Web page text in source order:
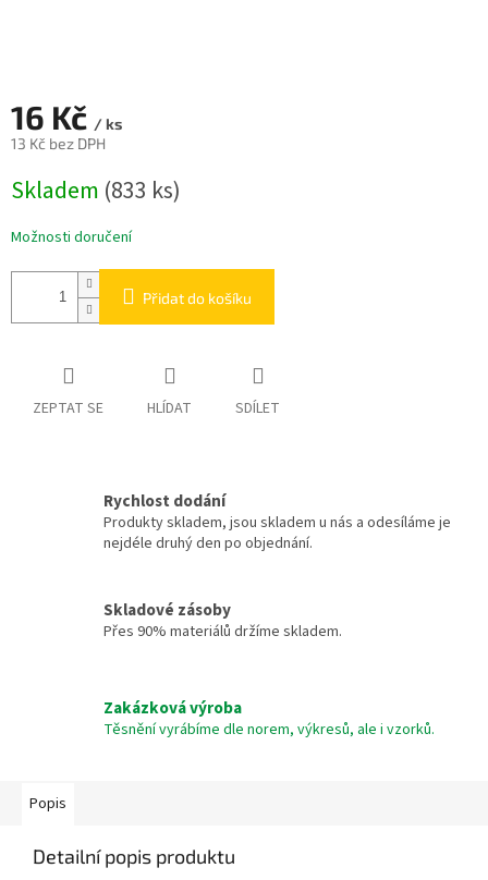
16 Kč / ks
13 Kč bez DPH
cena:
Skladem (833 ks)
Možnosti doručení
Přidat do košíku
ZEPTAT SE HLÍDAT SDÍLET
Rychlost dodání
Produkty skladem, jsou skladem u nás a odesíláme je
nejdéle druhý den po objednání.
Skladové zásoby
Přes 90% materiálů držíme skladem.
Zakázková výroba
Těsnění vyrábíme dle norem, výkresů, ale i vzorků.
Popis
Detailní popis produktu